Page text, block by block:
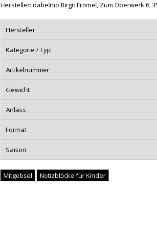
Hersteller: dabelino Birgit Frömel, Zum Oberwerk 6,
Hersteller
Kategorie / Typ
Artikelnummer
Gewicht
Anlass
Format
Saison
Mitgebsel Notizblöcke für Kinder